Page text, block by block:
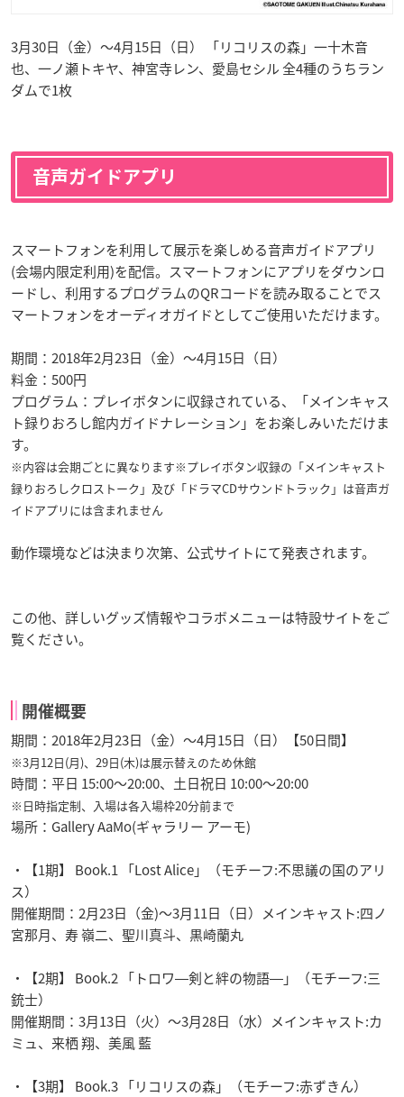
3月30日（金）〜4月15日（日） 「リコリスの森」一十木音
也、一ノ瀬トキヤ、神宮寺レン、愛島セシル 全4種のうちラン
ダムで1枚
音声ガイドアプリ
スマートフォンを利用して展示を楽しめる音声ガイドアプリ
(会場内限定利用)を配信。スマートフォンにアプリをダウンロ
ードし、利用するプログラムのQRコードを読み取ることでス
マートフォンをオーディオガイドとしてご使用いただけます。
期間：2018年2月23日（金）〜4月15日（日）
料金：500円
プログラム：プレイボタンに収録されている、「メインキャス
ト録りおろし館内ガイドナレーション」をお楽しみいただけま
す。
※内容は会期ごとに異なります※プレイボタン収録の「メインキャスト
録りおろしクロストーク」及び「ドラマCDサウンドトラック」は音声ガ
イドアプリには含まれません
動作環境などは決まり次第、公式サイトにて発表されます。
この他、詳しいグッズ情報やコラボメニューは特設サイトをご
覧ください。
開催概要
期間：2018年2月23日（金）〜4月15日（日）【50日間】
※3月12日(月)、29日(木)は展示替えのため休館
時間：平日 15:00〜20:00、土日祝日 10:00〜20:00
※日時指定制、入場は各入場枠20分前まで
場所：Gallery AaMo(ギャラリー アーモ)
・【1期】 Book.1 「Lost Alice」（モチーフ:不思議の国のアリ
ス）
開催期間：2月23日（金)〜3月11日（日）メインキャスト:四ノ
宮那月、寿 嶺二、聖川真斗、黒崎蘭丸
・【2期】 Book.2 「トロワ―剣と絆の物語―」（モチーフ:三
銃士）
開催期間：3月13日（火）〜3月28日（水）メインキャスト:カ
ミュ、来栖 翔、美風 藍
・【3期】 Book.3 「リコリスの森」（モチーフ:赤ずきん）